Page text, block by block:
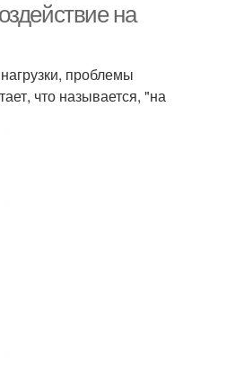
на
проблемы
что называется, "на